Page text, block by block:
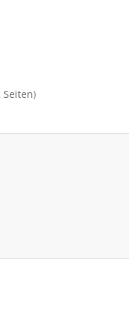
Seiten)